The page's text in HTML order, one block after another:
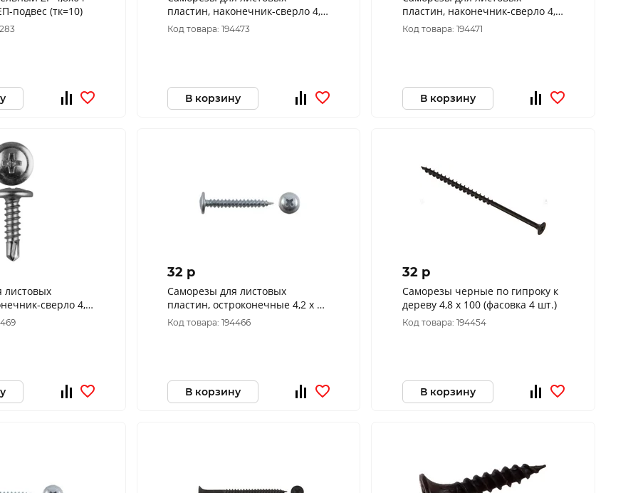
подвес (тк=10)
пластин, наконечник-сверло 4,2
х 25 (фасовка 12 шт.)
Код товара: 194473
В корзину
пластин, наконечник-сверло 4,2
х 19 (фасовка 15 шт.)
Код товара: 194471
В корзину
листовых
сверло 4,2
шт.)
32 p
Саморезы для листовых
пластин, остроконечные 4,2 х 32
(фасовка 13 шт.)
Код товара: 194466
В корзину
32 p
Саморезы черные по гипроку к
дереву 4,8 х 100 (фасовка 4 шт.)
Код товара: 194454
В корзину